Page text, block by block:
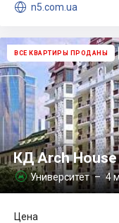
 n5.com.ua
ВСЕ КВАРТИРЫ ПРОДАНЫ
КД Arch House
 Университет– 4
Цена